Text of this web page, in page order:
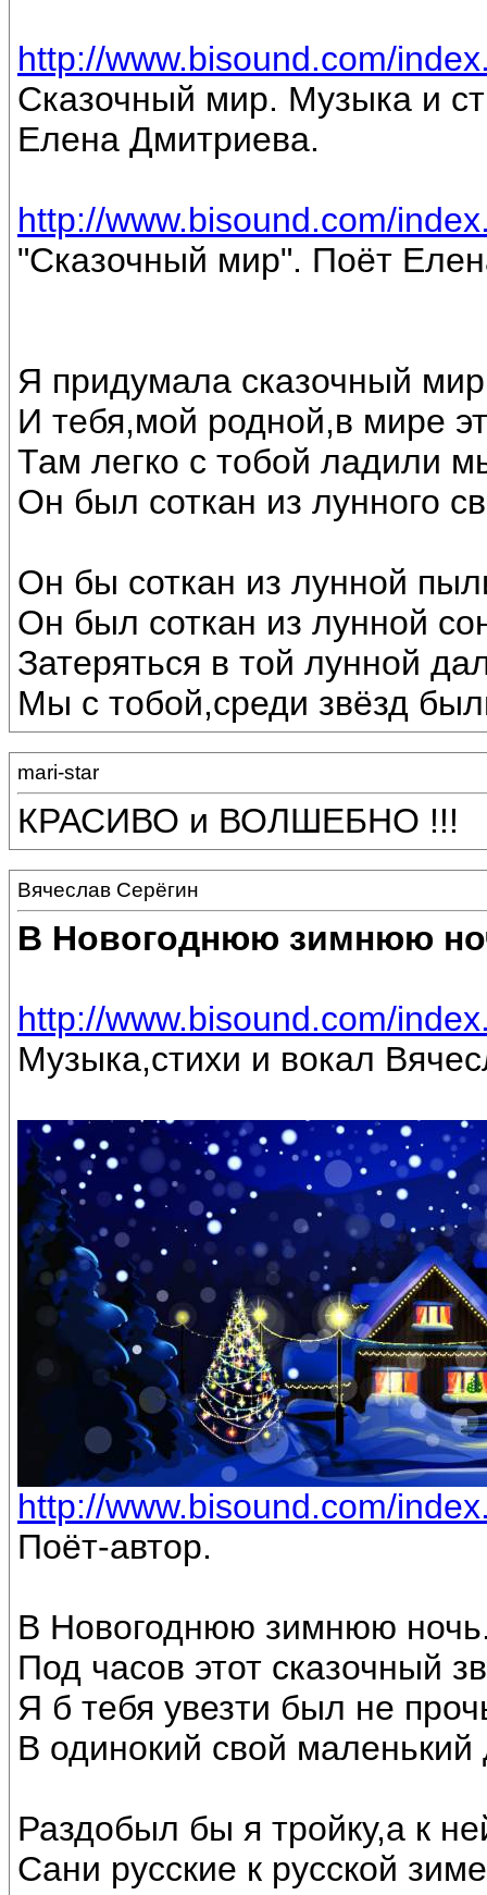
http://www.bisound.com/
Сказочный мир. Музыка и
Елена Дмитриева.
http://www.bisound.com/
"Сказочный мир". Поёт
Я придумала сказочный
И тебя,мой родной,в мире
Там легко с тобой ладили
Он был соткан из лунного
Он бы соткан из лунной
Он был соткан из лунной
Затеряться в той лунной
Мы с тобой,среди звёзд
mari-star
КРАСИВО и ВОЛШЕБНО !!!
Вячеслав Серёгин
В Новогоднюю зимнюю
http://www.bisound.com/
Музыка,стихи и вокал
http://www.bisound.com/
Поёт-автор.
В Новогоднюю зимнюю
Под часов этот сказочный
Я б тебя увезти был не
В одинокий свой
Раздобыл бы я тройку,а к
Сани русские к русской